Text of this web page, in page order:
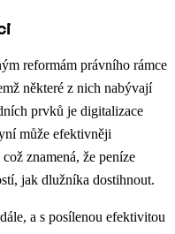
reformám právního rámce
některé z nich nabývají
prvků je digitalizace
může efektivněji
znamená, že peníze
jak dlužníka dostihnout.
a s posílenou efektivitou